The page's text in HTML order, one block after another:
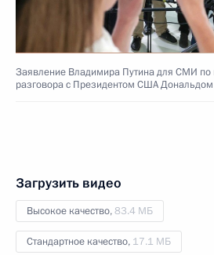
Заявление Владимира Путина для СМИ по
разговора с Президентом США
Загрузить видео
Высокое качество,83.4 МБ
Стандартное качество, 17.1 МБ